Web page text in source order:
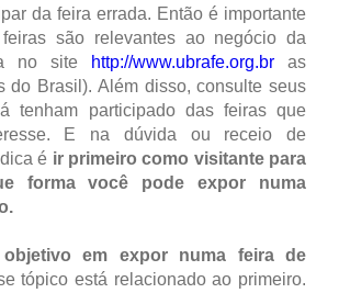
da feira errada. Então é importante
são relevantes ao negócio da
no site
http://www.ubrafe.org.br as
do Brasil). Além disso, consulte seus
tenham participado das feiras que
E na dúvida ou receio de
é ir primeiro como visitante para
forma você pode expor numa
em expor numa feira de
tópico está relacionado ao primeiro.